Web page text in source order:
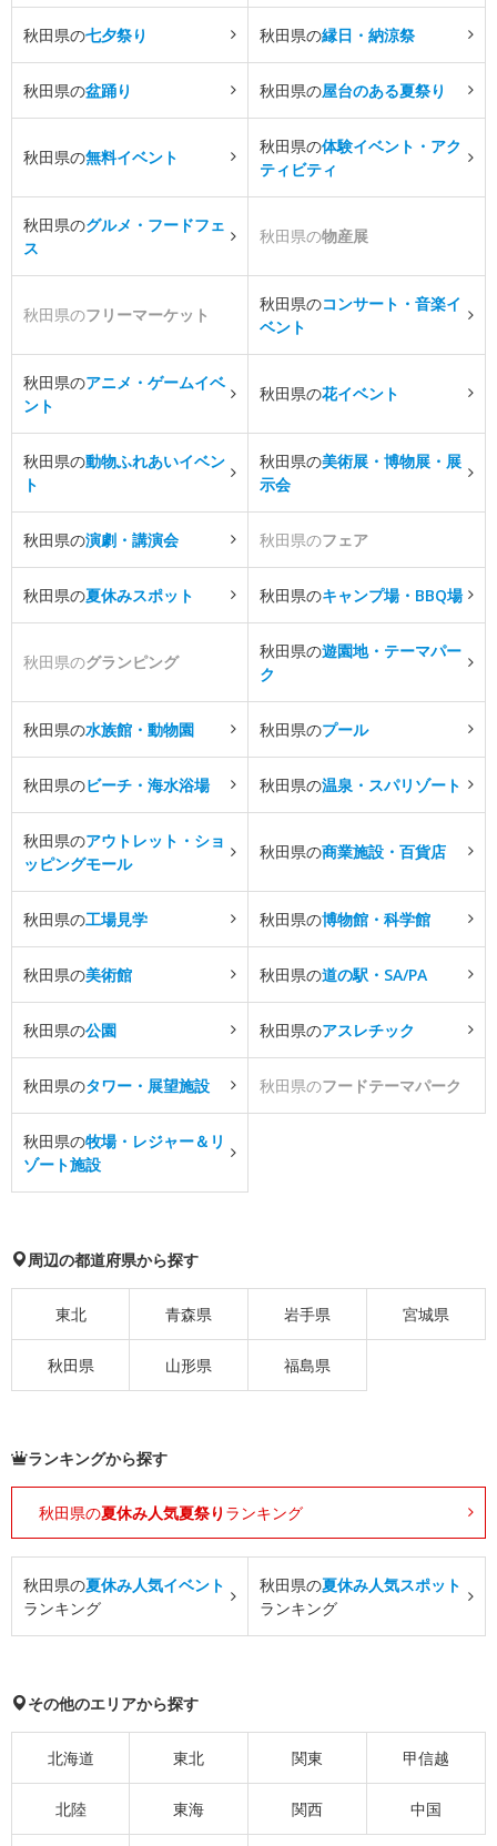
秋田県の七夕祭り 秋田県の縁日・納涼祭
秋田県の盆踊り 秋田県の屋台のある夏祭り
秋田県の無料イベント
秋田県の体験イベント・アク
ティビティ
秋田県のグルメ・フードフェ
ス
秋田県の物産展
秋田県のフリーマーケット
秋田県のコンサート・音楽イ
ベント
秋田県のアニメ・ゲームイベ
ント
秋田県の花イベント
秋田県の動物ふれあいイベン
ト
秋田県の美術展・博物展・展
示会
秋田県の演劇・講演会 秋田県のフェア
秋田県の夏休みスポット 秋田県のキャンプ場・BBQ場
秋田県のグランピング
秋田県の遊園地・テーマパー
ク
秋田県の水族館・動物園 秋田県のプール
秋田県のビーチ・海水浴場 秋田県の温泉・スパリゾート
秋田県のアウトレット・ショ
ッピングモール
秋田県の商業施設・百貨店
秋田県の工場見学 秋田県の博物館・科学館
秋田県の美術館 秋田県の道の駅・SA/PA
秋田県の公園 秋田県のアスレチック
秋田県のタワー・展望施設 秋田県のフードテーマパーク
秋田県の牧場・レジャー＆リ
ゾート施設
周辺の都道府県から探す
東北 青森県 岩手県 宮城県
秋田県 山形県 福島県
ランキングから探す
秋田県の夏休み人気夏祭り ランキング
秋田県の夏休み人気イベント
ランキング
秋田県の夏休み人気スポット
ランキング
その他のエリアから探す
北海道 東北 関東 甲信越
北陸 東海 関西 中国